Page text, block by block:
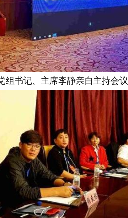
书记、主席李静亲自主持会